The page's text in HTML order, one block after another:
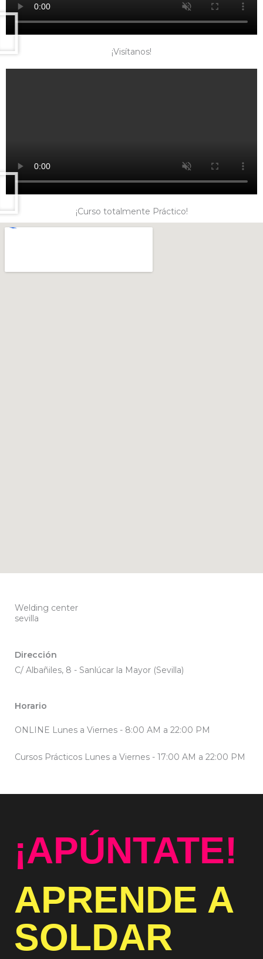
¡Visítanos!
¡Curso totalmente Práctico!
Welding center
sevilla
Dirección
C/ Albañiles, 8 - Sanlúcar la Mayor (Sevilla)
Horario
ONLINE Lunes a Viernes - 8:00 AM a 22:00 PM
Cursos Prácticos Lunes a Viernes - 17:00 AM a 22:00 PM
¡APÚNTATE!
APRENDE A
SOLDAR